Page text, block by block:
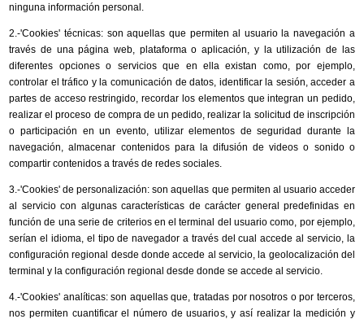
ninguna información personal.
2.-'Cookies' técnicas: son aquellas que permiten al usuario la navegación a
través de una página web, plataforma o aplicación, y la utilización de las
diferentes opciones o servicios que en ella existan como, por ejemplo,
controlar el tráfico y la comunicación de datos, identificar la sesión, acceder a
partes de acceso restringido, recordar los elementos que integran un pedido,
realizar el proceso de compra de un pedido, realizar la solicitud de inscripción
o participación en un evento, utilizar elementos de seguridad durante la
navegación, almacenar contenidos para la difusión de videos o sonido o
compartir contenidos a través de redes sociales.
3.-'Cookies' de personalización: son aquellas que permiten al usuario acceder
al servicio con algunas características de carácter general predefinidas en
función de una serie de criterios en el terminal del usuario como, por ejemplo,
serían el idioma, el tipo de navegador a través del cual accede al servicio, la
configuración regional desde donde accede al servicio, la geolocalización del
terminal y la configuración regional desde donde se accede al servicio.
4.-'Cookies' analíticas: son aquellas que, tratadas por nosotros o por terceros,
nos permiten cuantificar el número de usuarios, y así realizar la medición y